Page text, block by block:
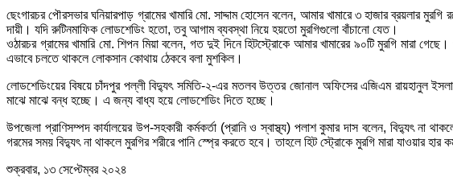
ছেংগারচর পৌরসভার ঘনিয়ারপাড় গ্রামের খামারি মো. সাদ্দাম হোসেন বলেন, আমার খামারে ৩ হাজার
দায়ী। যদি রুটিনমাফিক লোডশেডিং হতো, তবু আগাম ব্যবস্থা নিয়ে হয়তো মুরগিগুলো বাঁচানো যেত।
ওঠারচর গ্রামের খামারি মো. শিপন মিয়া বলেন, গত দুই দিনে হিটস্ট্রোকে আমার খামারের ৯০টি মুরগি মারা
এভাবে চলতে থাকলে লোকসান কোথায় ঠেকবে বলা মুশকিল।
লোডশেডিংয়ের বিষয়ে চাঁদপুর পল্লী বিদ্যুৎ সমিতি-২-এর মতলব উত্তর জোনাল অফিসের এজিএম রায়হানুল
মাঝে মাঝে বন্ধ হচ্ছে। এ জন্য বাধ্য হয়ে লোডশেডিং দিতে হচ্ছে।
উপজেলা প্রাণিসম্পদ কার্যালয়ের উপ-সহকারী কর্মকর্তা (প্রানি ও স্বাস্থ্য) পলাশ কুমার দাস বলেন, বিদ্যুৎ
গরমের সময় বিদ্যুৎ না থাকলে মুরগির শরীরে পানি স্প্রে করতে হবে। তাহলে হিট স্ট্রোকে মুরগি মারা যাওয়ার হার
শুক্রবার, ১৩ সেপ্টেম্বর ২০২৪